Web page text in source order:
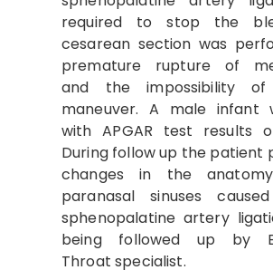
required to stop the
cesarean section was
premature rupture of
and the impossibility of
maneuver. A male infant
with APGAR test results
During follow up the patient
changes in the
paranasal sinuses
sphenopalatine artery
being followed up by
Throat specialist.